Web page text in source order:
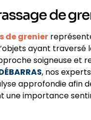
de
de grenier
ayant traversé
soigneuse et
, nos
approfondie afin
une importance